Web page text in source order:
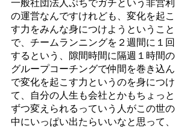
一般社団法人ぷちでガチという非営利
の運営なんですけれども、変化を起こ
す力をみんな身につけようということ
で、チームランニングを２週間に１回
するという、隙間時間に隔週１時間の
グループコーチングで仲間を巻き込ん
で変化を起こす力というのを身につけ
て、自分の人生も会社とかもちょっと
ずつ変えられるっていう人がこの世の
中にいっぱい出たらいいなと思って、